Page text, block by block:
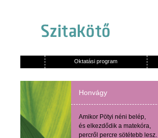
Oktatási program
Honvágy
Amikor Pötyi néni belép,
és elkezdődik a matekóra,
percről percre sötétebb lesz.